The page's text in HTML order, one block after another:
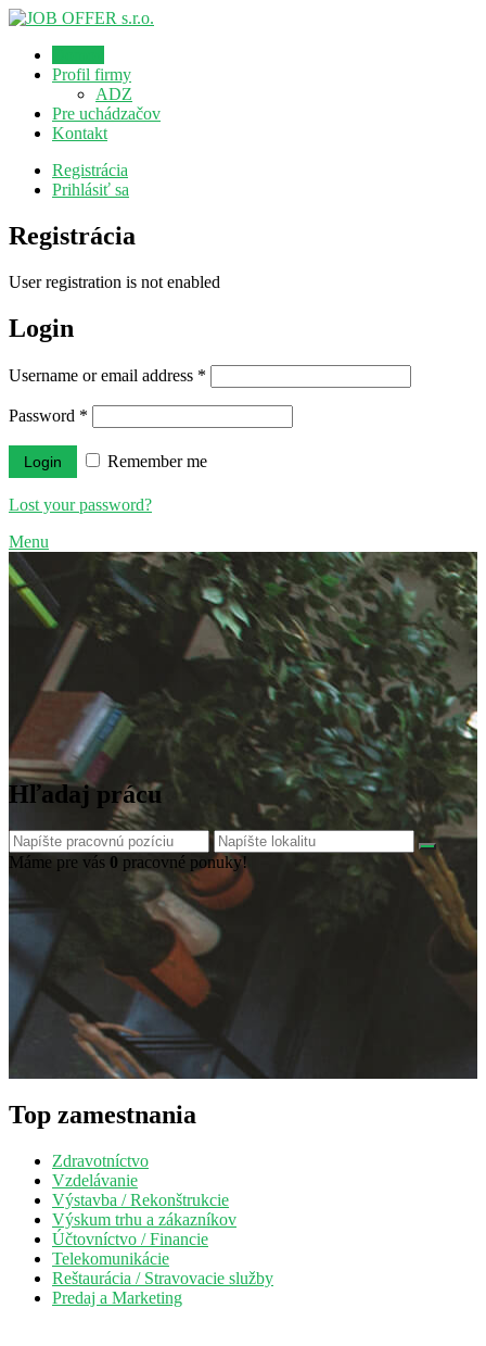
Profil firmy
ADZ
Pre uchádzačov
Kontakt
Registrácia
Prihlásiť sa
Registrácia
User registration is not enabled
Login
Username or email address *
Password *
Remember me
Lost your password?
Menu
Hľadaj prácu
Máme pre vás 0 pracovné ponuky!
Top zamestnania
Zdravotníctvo
Vzdelávanie
Výstavba / Rekonštrukcie
Výskum trhu a zákazníkov
Účtovníctvo / Financie
Telekomunikácie
Reštaurácia / Stravovacie služby
Predaj a Marketing